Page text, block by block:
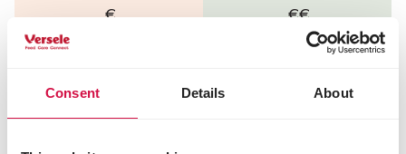
Consent Details About
€ €€
Entdecke
jetzt
Entdecke